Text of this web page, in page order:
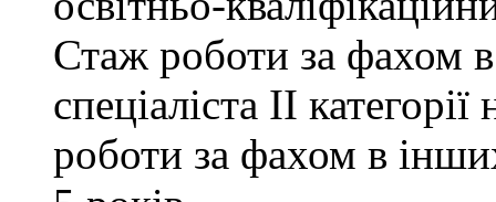
Стаж роботи за фахом
спеціаліста ІІ
роботи за фахом в